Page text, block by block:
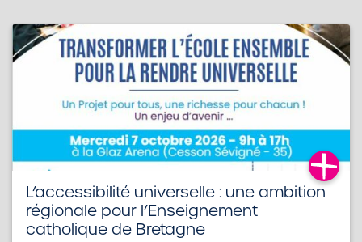
L’accessibilité universelle : une ambition
régionale pour l’Enseignement
catholique de Bretagne